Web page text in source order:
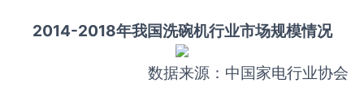
2014-2018年我国洗碗机行业市场规模情况
数据来源：中国家电行业协会